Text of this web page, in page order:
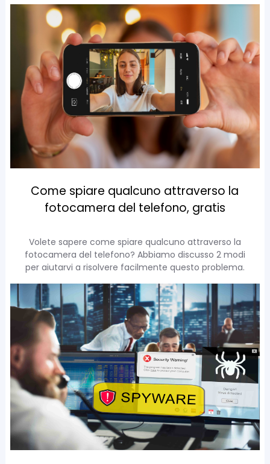
Come spiare qualcuno attraverso la
fotocamera del telefono, gratis
Volete sapere come spiare qualcuno attraverso la
fotocamera del telefono? Abbiamo discusso 2 modi
per aiutarvi a risolvere facilmente questo problema.